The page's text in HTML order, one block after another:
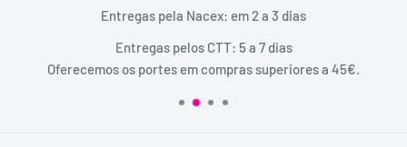
Entregas pela Nacex: em 2 a 3 dias
Entregas pelos CTT: 5 a 7 dias
Oferecemos os portes em compras superiores a 45€.